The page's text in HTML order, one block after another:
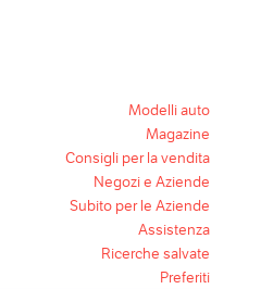
Modelli auto
Magazine
Consigli per la vendita
Negozi e Aziende
Subito per le Aziende
Assistenza
Ricerche salvate
Preferiti